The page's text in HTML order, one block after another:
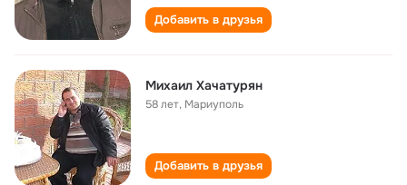
Добавить в друзья
Михаил Хачатурян
58 лет, Мариуполь
Добавить в друзья